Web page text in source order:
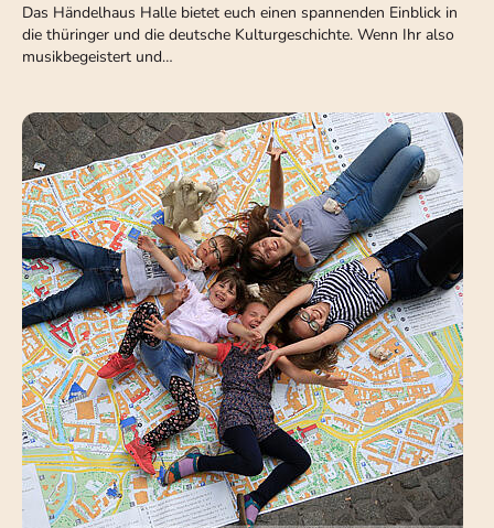
Das Händelhaus Halle bietet euch einen spannenden Einblick in
die thüringer und die deutsche Kulturgeschichte. Wenn Ihr also
musikbegeistert und…